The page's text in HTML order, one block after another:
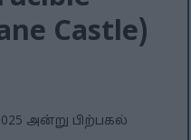
Castle)
அன்று பிற்பகல்